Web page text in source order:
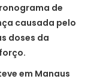
de
causada pelo
doses da
em Manaus